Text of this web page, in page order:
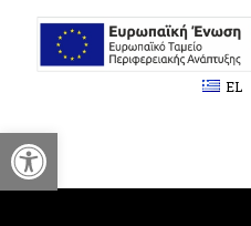
Ανοίξτε τη γραμμή εργαλείων
EL